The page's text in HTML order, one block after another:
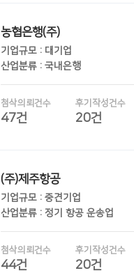
농협은행(주)
기업규모 : 대기업
산업분류 : 국내은행
첨삭의뢰건수
47건
후기작성건수
20건
(주)제주항공
기업규모 : 중견기업
산업분류 : 정기 항공 운송업
첨삭의뢰건수
44건
후기작성건수
20건